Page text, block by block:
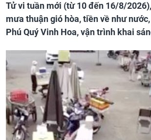
Tử vi tuần mới (từ 10 đến 16/8/
mưa thuận gió hòa, tiền về như
Phú Quý Vinh Hoa, vận trình khai